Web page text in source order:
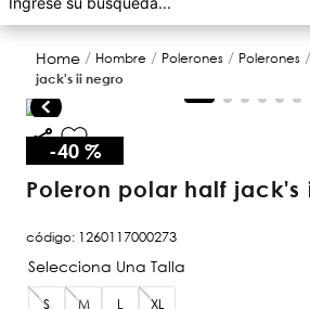
hombre polerones polerones
jack's ii negro
-40 %
poleron polar half jack's
código: 1260117000273
S M L XL